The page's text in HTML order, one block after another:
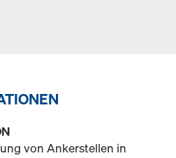
von Ankerstellen in